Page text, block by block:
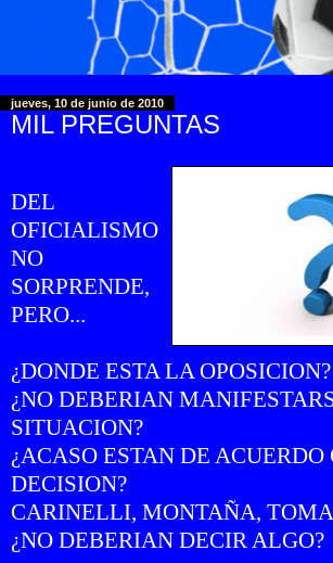
jueves, 10 de junio de 2010
MIL PREGUNTAS
DEL
OFICIALISMO
NO
SORPRENDE,
PERO...
¿DONDE ESTA LA OPOSICION?
¿NO DEBERIAN
SITUACION?
¿ACASO ESTAN DE ACUERDO
DECISION?
CARINELLI, MONTAÑA,
¿NO DEBERIAN DECIR ALGO?